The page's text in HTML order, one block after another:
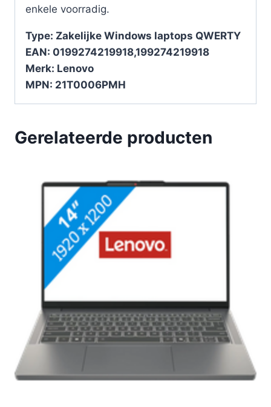
enkele voorradig.
Type: Zakelijke Windows laptops QWERTY
EAN: 0199274219918,199274219918
Merk: Lenovo
MPN: 21T0006PMH
Gerelateerde producten